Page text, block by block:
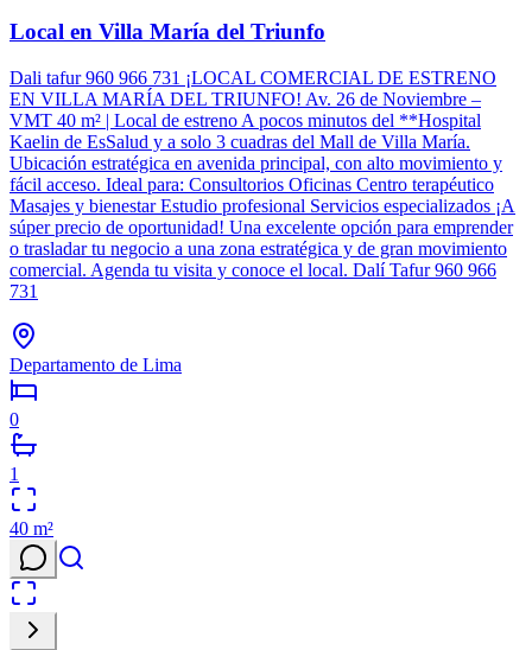
Local en Villa María del Triunfo
Dali tafur 960 966 731 ¡LOCAL COMERCIAL DE ESTRENO
EN VILLA MARÍA DEL TRIUNFO! Av. 26 de Noviembre –
VMT 40 m² | Local de estreno A pocos minutos del **Hospital
Kaelin de EsSalud y a solo 3 cuadras del Mall de Villa María.
Ubicación estratégica en avenida principal, con alto movimiento y
fácil acceso. Ideal para: Consultorios Oficinas Centro terapéutico
Masajes y bienestar Estudio profesional Servicios especializados ¡A
súper precio de oportunidad! Una excelente opción para emprender
o trasladar tu negocio a una zona estratégica y de gran movimiento
comercial. Agenda tu visita y conoce el local. Dalí Tafur 960 966
731
Departamento de Lima
0
1
40 m²